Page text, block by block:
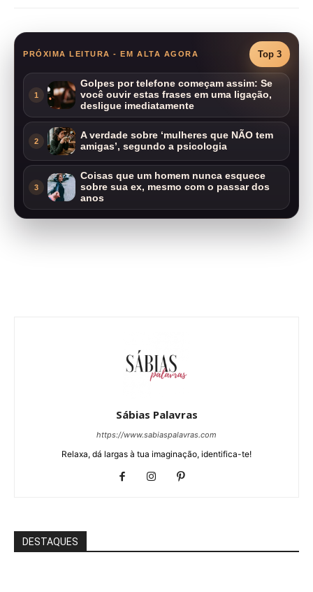
PRÓXIMA LEITURA - EM ALTA AGORA Top 3
1
Golpes por telefone começam assim: Se
você ouvir estas frases em uma ligação,
desligue imediatamente
2
A verdade sobre ‘mulheres que NÃO tem
amigas’, segundo a psicologia
3
Coisas que um homem nunca esquece
sobre sua ex, mesmo com o passar dos
anos
Sábias Palavras
https://www.sabiaspalavras.com
Relaxa, dá largas à tua imaginação, identifica-te!
DESTAQUES